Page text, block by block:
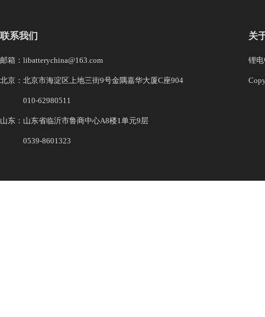
联系我们
邮箱：libatterychina@163.com
北京：北京市海淀区上地三街9号金隅嘉华大厦C座904
010-62980511
山东：山东省临沂市鲁商中心A8楼1单元9层
0539-8601323
关
锂